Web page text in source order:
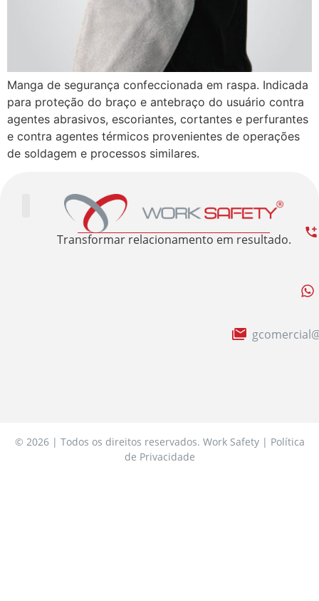
Manga de segurança confeccionada em raspa. Indicada
para proteção do braço e antebraço do usuário contra
agentes abrasivos, escoriantes, cortantes e perfurantes
e contra agentes térmicos provenientes de operações
de soldagem e processos similares.
Transformar relacionamento em resultado.
© 2026 | Todos os direitos reservados. Work Safety | Política
de Privacidade